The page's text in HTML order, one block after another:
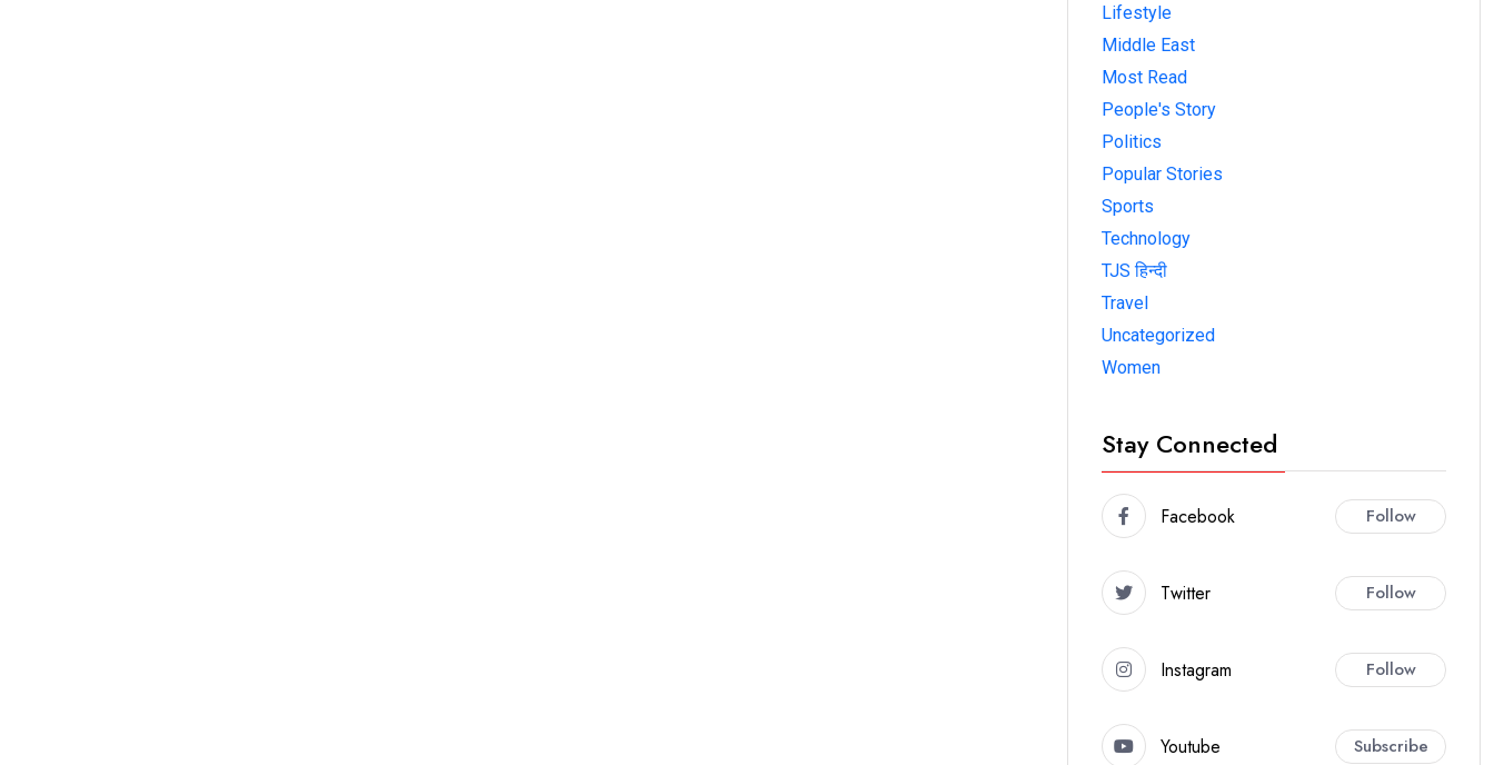
Lifestyle
Middle East
Most Read
People's Story
Politics
Popular Stories
Sports
Technology
TJS हिन्दी
Travel
Uncategorized
Women
Stay Connected
Facebook Follow
Twitter Follow
Instagram Follow
Youtube Subscribe